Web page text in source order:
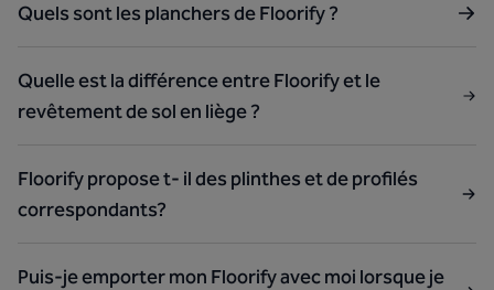
Quels sont les planchers de Floorify ?
Quelle est la différence entre Floorify et le
revêtement de sol en liège ?
Floorify propose t- il des plinthes et de profilés
correspondants?
Puis-je emporter mon Floorify avec moi lorsque je